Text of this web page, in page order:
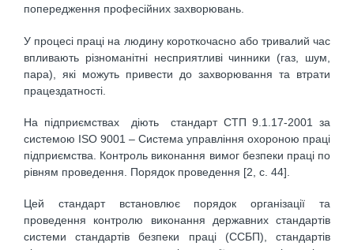
попередження професійних захворювань.
У процесі праці на людину короткочасно або тривалий час
впливають різноманітні несприятливі чинники (газ, шум,
пара), які можуть привести до захворювання та втрати
працездатності.
На підприємствах діють стандарт СТП 9.1.17-2001 за
системою ISO 9001 – Система управління охороною праці
підприємства. Контроль виконання вимог безпеки праці по
рівням проведення. Порядок проведення [2, с. 44].
Цей стандарт встановлює порядок організації та
проведення контролю виконання державних стандартів
системи стандартів безпеки праці (ССБП), стандартів